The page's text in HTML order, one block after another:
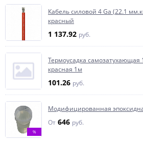
Кабель силовой 4 Ga (22.1
красный
1 137.92 руб.
Термоусадка самозатухающая
красная 1м
101.26 руб.
%
Модифицированная
От 646 руб.